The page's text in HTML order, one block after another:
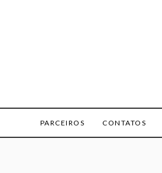
PARCEIROS CONTATOS